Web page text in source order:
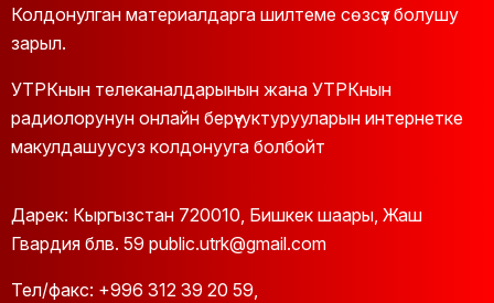
Колдонулган материалдарга шилтеме сөзсүз болушу
зарыл.
УТРКнын телеканалдарынын жана УТРКнын
радиолорунун онлайн берүү-уктурууларын интернетке
макулдашуусуз колдонууга болбойт
Дарек: Кыргызстан 720010, Бишкек шаары, Жаш
Гвардия блв. 59 public.utrk@gmail.com
Тел/факс: +996 312 39 20 59,